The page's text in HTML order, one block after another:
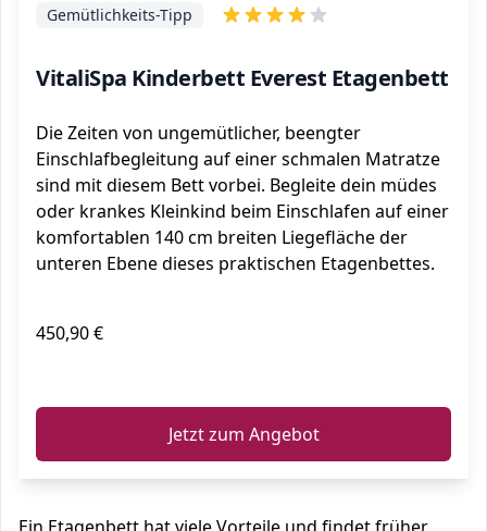
VitaliSpa Kinderbett Everest Etagenbett
Gemütlichkeits-Tipp
Die Zeiten von ungemütlicher, beengter
Einschlafbegleitung auf einer schmalen Matratze
sind mit diesem Bett vorbei. Begleite dein müdes
oder krankes Kleinkind beim Einschlafen auf einer
komfortablen 140 cm breiten Liegefläche der
unteren Ebene dieses praktischen Etagenbettes.
450,90 €
Jetzt zum Angebot